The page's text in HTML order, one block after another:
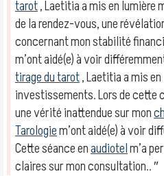
tarot, Laetitia a mis en lumière
de la rendez-vous, une
concernant mon stabilité
m’ont aidé(e) à voir
tirage du tarot, Laetitia a mis
investissements. Lors de cette
une vérité inattendue sur mon
Tarologiem’ont aidé(e) à voir
Cette séance enaudiotelm’a
claires sur mon consultation.. ″